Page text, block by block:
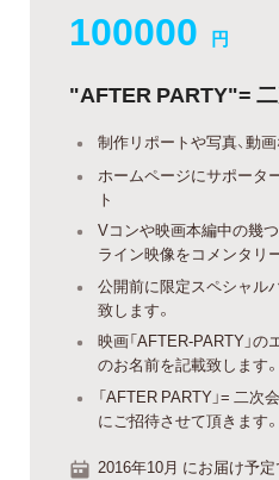
100000 円
"AFTER PARTY"=
制作リポートや写真、動
ホームページにサポータ
ト
Vコンや映画本編中の幾
ライン映像をコメンタリ
公開前に限定スペシャル
致します。
映画「AFTER-PARTY」
のお名前を記載致します。
「AFTER PARTY」= 二
にご招待させて頂きます。
2016年10月 にお届け予定